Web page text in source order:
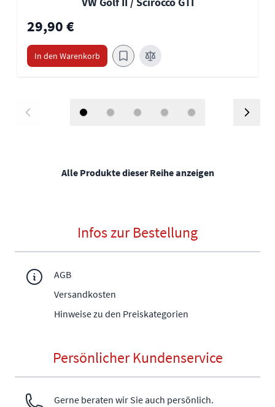
29,90 €
In den Warenkorb
Alle Produkte dieser Reihe anzeigen
Infos zur Bestellung
AGB
Versandkosten
Hinweise zu den Preiskategorien
Persönlicher Kundenservice
Gerne beraten wir Sie auch persönlich.